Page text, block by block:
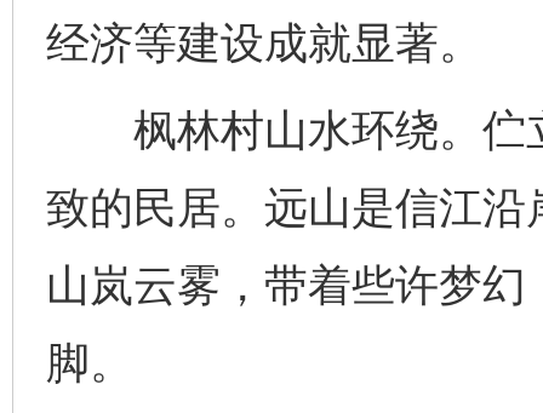
经济等建设成就显著。
枫林村山水环绕。伫
致的民居。远山是信江
山岚云雾，带着些许梦
脚。